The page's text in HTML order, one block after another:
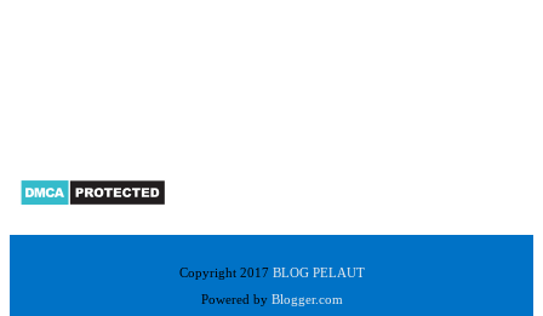
Copyright 2017 BLOG PELAUT
Powered by Blogger.com